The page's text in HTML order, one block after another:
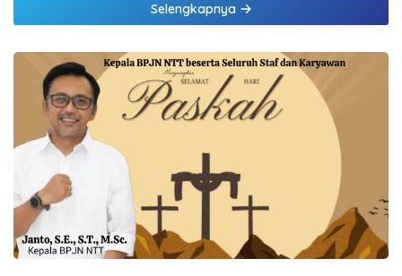
Selengkapnya